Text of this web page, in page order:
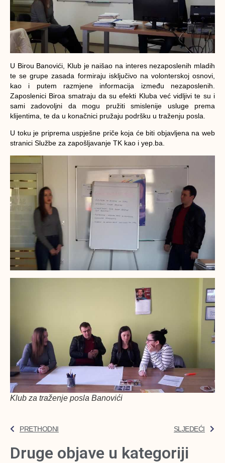
U Birou Banovići, Klub je naišao na interes nezaposlenih mladih
te se grupe zasada formiraju isključivo na volonterskoj osnovi,
kao i putem razmjene informacija između nezaposlenih.
Zaposlenici Biroa smatraju da su efekti Kluba već vidljivi te su i
sami zadovoljni da mogu pružiti smislenije usluge prema
klijentima, te da u konačnici pružaju podršku u traženju posla.
U toku je priprema uspješne priče koja će biti objavljena na web
stranici Službe za zapošljavanje TK kao i yep.ba.
Klub za traženje posla Banovići
PRETHODNI SLJEDEĆI
Druge objave u kategoriji